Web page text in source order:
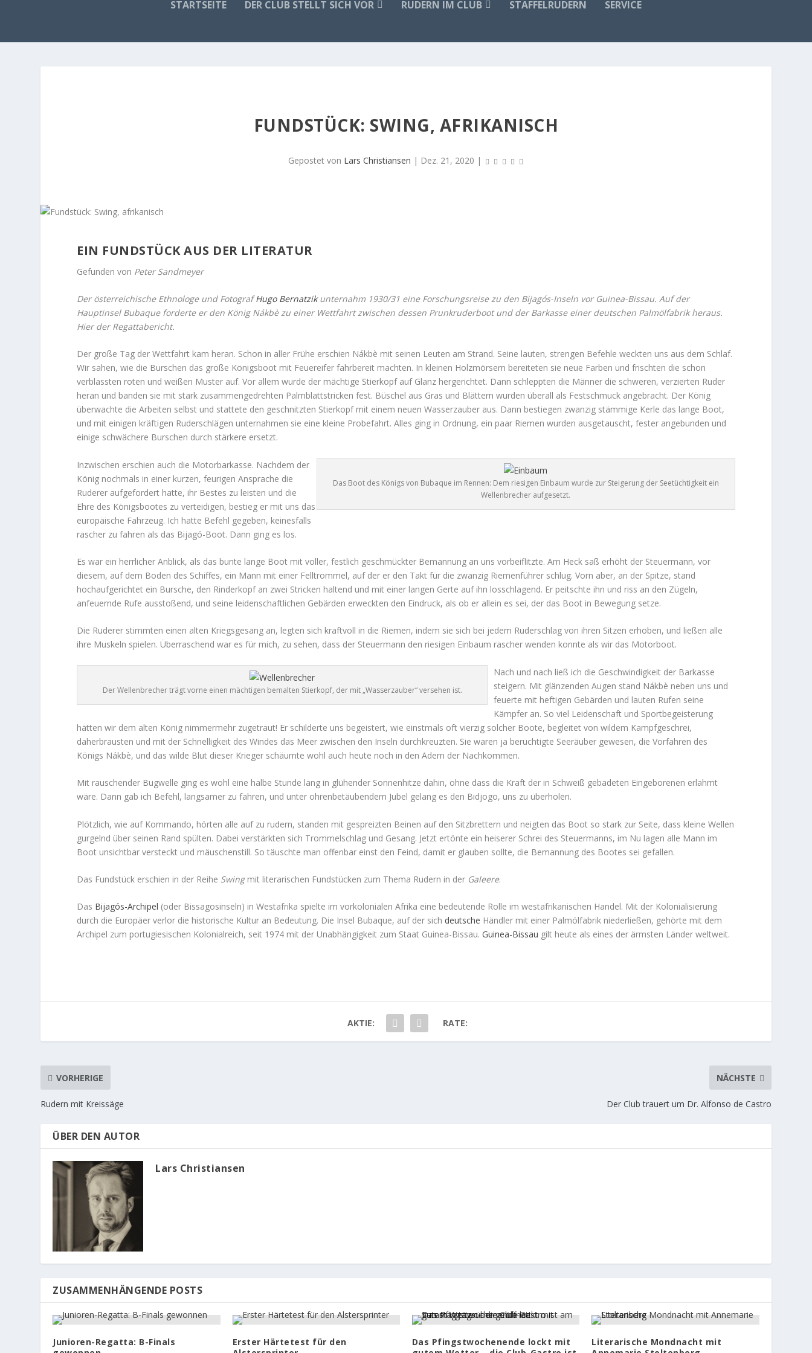
STARTSEITE DER CLUB STELLT SICH VOR RUDERN IM CLUB STAFFELRUDERN SERVICE
FUNDSTÜCK: SWING, AFRIKANISCH
Gepostet von Lars Christiansen | Dez. 21, 2020 |
EIN FUNDSTÜCK AUS DER LITERATUR
Gefunden von Peter Sandmeyer
Der österreichische Ethnologe und FotografHugo Bernatzikunternahm 1930/31 eine Forschungsreise zu den Bijagós-Inseln vor Guinea-Bissau. Auf der
Hauptinsel Bubaque forderte er den König Nákbè zu einer Wettfahrt zwischen dessen Prunkruderboot und der Barkasse einer deutschen Palmölfabrik heraus.
Hier der Regattabericht.
Der große Tag der Wettfahrt kam heran. Schon in aller Frühe erschien Nákbè mit seinen Leuten am Strand. Seine lauten, strengen Befehle weckten uns aus dem Schlaf.
Wir sahen, wie die Burschen das große Königsboot mit Feuereifer fahrbereit machten. In kleinen Holzmörsern bereiteten sie neue Farben und frischten die schon
verblassten roten und weißen Muster auf. Vor allem wurde der mächtige Stierkopf auf Glanz hergerichtet. Dann schleppten die Männer die schweren, verzierten Ruder
heran und banden sie mit stark zusammengedrehten Palmblattstricken fest. Büschel aus Gras und Blättern wurden überall als Festschmuck angebracht. Der König
überwachte die Arbeiten selbst und stattete den geschnitzten Stierkopf mit einem neuen Wasserzauber aus. Dann bestiegen zwanzig stämmige Kerle das lange Boot,
und mit einigen kräftigen Ruderschlägen unternahmen sie eine kleine Probefahrt. Alles ging in Ordnung, ein paar Riemen wurden ausgetauscht, fester angebunden und
einige schwächere Burschen durch stärkere ersetzt.
Das Boot des Königs von Bubaque im Rennen: Dem riesigen Einbaum wurde zur Steigerung der Seetüchtigkeit ein
Wellenbrecher aufgesetzt.
Inzwischen erschien auch die Motorbarkasse. Nachdem der
König nochmals in einer kurzen, feurigen Ansprache die
Ruderer aufgefordert hatte, ihr Bestes zu leisten und die
Ehre des Königsbootes zu verteidigen, bestieg er mit uns das
europäische Fahrzeug. Ich hatte Befehl gegeben, keinesfalls
rascher zu fahren als das Bijagó-Boot. Dann ging es los.
Es war ein herrlicher Anblick, als das bunte lange Boot mit voller, festlich geschmückter Bemannung an uns vorbeiflitzte. Am Heck saß erhöht der Steuermann, vor
diesem, auf dem Boden des Schiffes, ein Mann mit einer Felltrommel, auf der er den Takt für die zwanzig Riemenführer schlug. Vorn aber, an der Spitze, stand
hochaufgerichtet ein Bursche, den Rinderkopf an zwei Stricken haltend und mit einer langen Gerte auf ihn losschlagend. Er peitschte ihn und riss an den Zügeln,
anfeuernde Rufe ausstoßend, und seine leidenschaftlichen Gebärden erweckten den Eindruck, als ob er allein es sei, der das Boot in Bewegung setze.
Die Ruderer stimmten einen alten Kriegsgesang an, legten sich kraftvoll in die Riemen, indem sie sich bei jedem Ruderschlag von ihren Sitzen erhoben, und ließen alle
ihre Muskeln spielen. Überraschend war es für mich, zu sehen, dass der Steuermann den riesigen Einbaum rascher wenden konnte als wir das Motorboot.
Der Wellenbrecher trägt vorne einen mächtigen bemalten Stierkopf, der mit „Wasserzauber“ versehen ist.
Nach und nach ließ ich die Geschwindigkeit der Barkasse
steigern. Mit glänzenden Augen stand Nákbè neben uns und
feuerte mit heftigen Gebärden und lauten Rufen seine
Kämpfer an. So viel Leidenschaft und Sportbegeisterung
hätten wir dem alten König nimmermehr zugetraut! Er schilderte uns begeistert, wie einstmals oft vierzig solcher Boote, begleitet von wildem Kampfgeschrei,
daherbrausten und mit der Schnelligkeit des Windes das Meer zwischen den Inseln durchkreuzten. Sie waren ja berüchtigte Seeräuber gewesen, die Vorfahren des
Königs Nákbè, und das wilde Blut dieser Krieger schäumte wohl auch heute noch in den Adern der Nachkommen.
Mit rauschender Bugwelle ging es wohl eine halbe Stunde lang in glühender Sonnenhitze dahin, ohne dass die Kraft der in Schweiß gebadeten Eingeborenen erlahmt
wäre. Dann gab ich Befehl, langsamer zu fahren, und unter ohrenbetäubendem Jubel gelang es den Bidjogo, uns zu überholen.
Plötzlich, wie auf Kommando, hörten alle auf zu rudern, standen mit gespreizten Beinen auf den Sitzbrettern und neigten das Boot so stark zur Seite, dass kleine Wellen
gurgelnd über seinen Rand spülten. Dabei verstärkten sich Trommelschlag und Gesang. Jetzt ertönte ein heiserer Schrei des Steuermanns, im Nu lagen alle Mann im
Boot unsichtbar versteckt und mäuschenstill. So täuschte man offenbar einst den Feind, damit er glauben sollte, die Bemannung des Bootes sei gefallen.
Das Fundstück erschien in der Reihe Swingmit literarischen Fundstücken zum Thema Rudern in der Galeere.
Das Bijagós-Archipel (oder Bissagosinseln) in Westafrika spielte im vorkolonialen Afrika eine bedeutende Rolle im westafrikanischen Handel. Mit der Kolonialisierung
durch die Europäer verlor die historische Kultur an Bedeutung. Die Insel Bubaque, auf der sich deutsche Händler mit einer Palmölfabrik niederließen, gehörte mit dem
Archipel zum portugiesischen Kolonialreich, seit 1974 mit der Unabhängigkeit zum Staat Guinea-Bissau.Guinea-Bissau gilt heute als eines der ärmsten Länder weltweit.
AKTIE: RATE:
VORHERIGE
Rudern mit Kreissäge
NÄCHSTE
Der Club trauert um Dr. Alfonso de Castro
ÜBER DEN AUTOR
Lars Christiansen
ZUSAMMENHÄNGENDE POSTS
Junioren-Regatta: B-Finals
Erster Härtetest für den
Das Pfingstwochenende lockt mit
Literarische Mondnacht mit